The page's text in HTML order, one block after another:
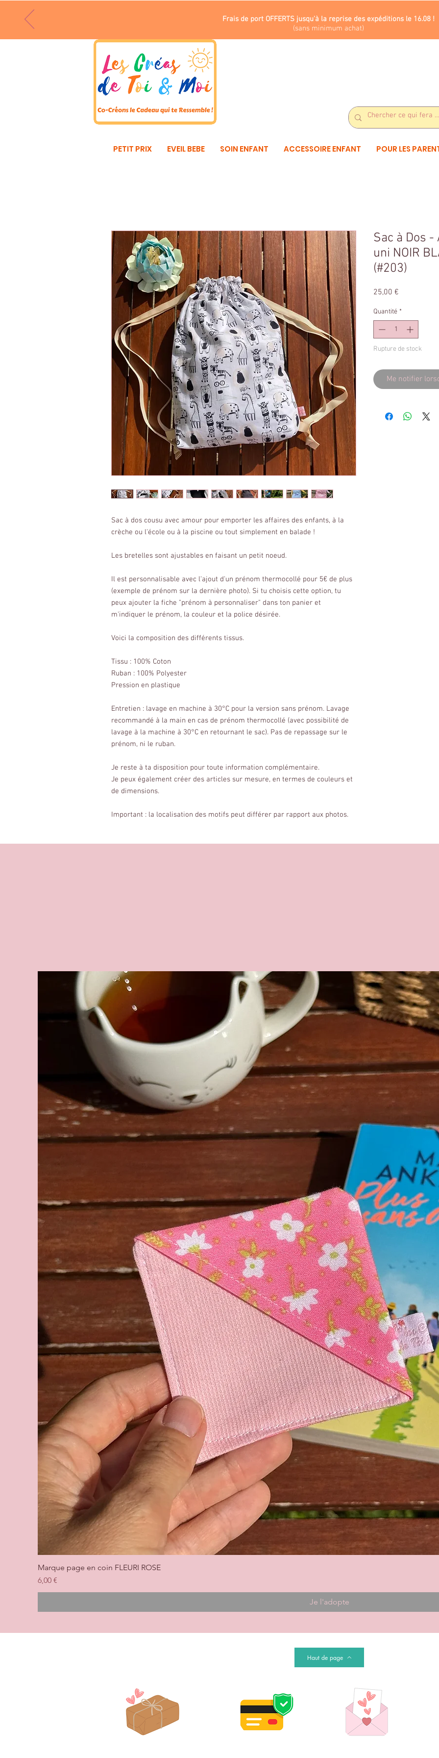
Frais de port OFFERTS jusqu'à la reprise des expéditions le 16.08 !
(sans minimum achat)
PETIT PRIX EVEIL BEBE SOIN ENFANT ACCESSOIRE ENFANT POUR LES
Sac à dos cousu avec amour pour emporter les affaires des enfants, à la
crèche ou l'école ou à la piscine ou tout simplement en balade !
Les bretelles sont ajustables en faisant un petit noeud.
Il est personnalisable avec l'ajout d'un prénom thermocollé pour 5€ de plus
(exemple de prénom sur la dernière photo). Si tu choisis cette option, tu
peux ajouter la fiche "prénom à personnaliser" dans ton panier et
m'indiquer le prénom, la couleur et la police désirée.
Voici la composition des différents tissus.
Tissu : 100% Coton
Ruban : 100% Polyester
Pression en plastique
Entretien : lavage en machine à 30°C pour la version sans prénom. Lavage
recommandé à la main en cas de prénom thermocollé (avec possibilité de
lavage à la machine à 30°C en retournant le sac). Pas de repassage sur le
prénom, ni le ruban.
Je reste à ta disposition pour toute information complémentaire.
Je peux également créer des articles sur mesure, en termes de couleurs et
de dimensions.
Important : la localisation des motifs peut différer par rapport aux photos.
Sac à Dos -
uni NOIR
(#203)
25,00 €
Quantité *
Rupture de stock
Me notifier
Marque page en coin FLEURI ROSE
Prix
6,00 €
Je l'adopte
Haut de page